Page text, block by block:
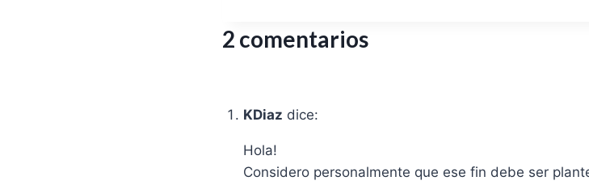
2 comentarios
KDiaz dice:
Hola!
Considero personalmente que ese fin debe ser